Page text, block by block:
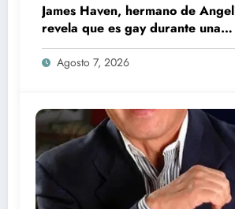
James Haven, hermano de
revela que es gay durante una
transmisión en vivo junto a su
Agosto 7, 2026